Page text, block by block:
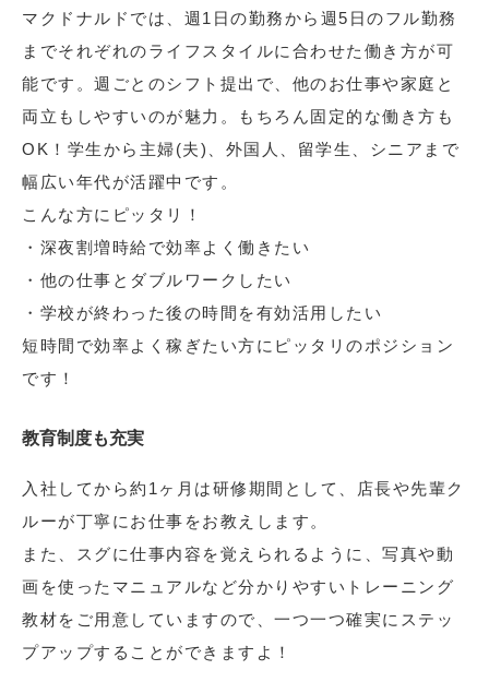
マクドナルドでは、週1日の勤務から週5日のフル勤務
までそれぞれのライフスタイルに合わせた働き方が可
能です。週ごとのシフト提出で、他のお仕事や家庭と
両立もしやすいのが魅力。もちろん固定的な働き方も
OK！学生から主婦(夫)、外国人、留学生、シニアまで
幅広い年代が活躍中です。
こんな方にピッタリ！
・深夜割増時給で効率よく働きたい
・他の仕事とダブルワークしたい
・学校が終わった後の時間を有効活用したい
短時間で効率よく稼ぎたい方にピッタリのポジション
です！
教育制度も充実
入社してから約1ヶ月は研修期間として、店長や先輩ク
ルーが丁寧にお仕事をお教えします。
また、スグに仕事内容を覚えられるように、写真や動
画を使ったマニュアルなど分かりやすいトレーニング
教材をご用意していますので、一つ一つ確実にステッ
プアップすることができますよ！